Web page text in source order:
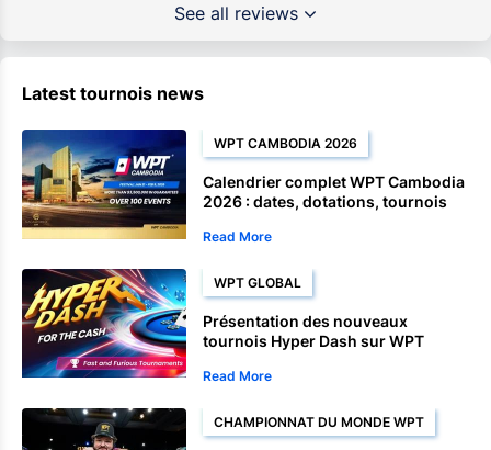
See all reviews
Latest tournois news
WPT CAMBODIA 2026
Calendrier complet WPT Cambodia
2026 : dates, dotations, tournois
Read More
WPT GLOBAL
Présentation des nouveaux
tournois Hyper Dash sur WPT
Read More
CHAMPIONNAT DU MONDE WPT